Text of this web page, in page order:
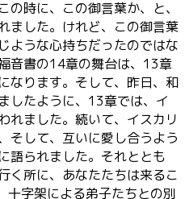
時に、この御言葉か、と、
ました。けれど、この御言葉
ような心持ちだったのではな
音書の14章の舞台は、13章
なります。そして、昨日、和
したように、13章では、イ
れました。続いて、イスカリ
そして、互いに愛し合うよう
語られました。それととも
く所に、あなたたちは来るこ
字架による弟子たちとの別